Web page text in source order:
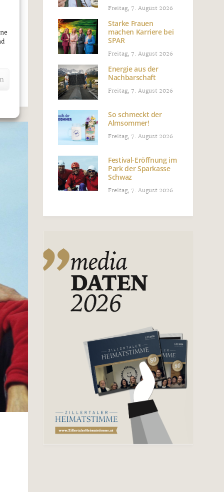
Freitag, 7. August 2026
Starke Frauen
machen Karriere bei
SPAR
Freitag, 7. August 2026
Energie aus der
Nachbarschaft
Freitag, 7. August 2026
So schmeckt der
Almsommer!
Freitag, 7. August 2026
Festival-Eröffnung im
Park der Sparkasse
Schwaz
Freitag, 7. August 2026